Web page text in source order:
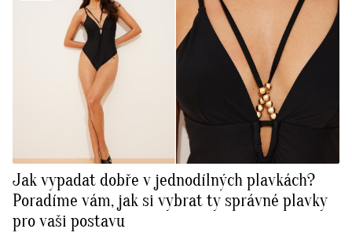
Jak vypadat dobře v jednodílných plavkách?
Poradíme vám, jak si vybrat ty správné plavky
pro vaši postavu